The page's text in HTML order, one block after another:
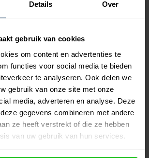
Details Over
gebruik van cookies
om content en advertenties te
functies voor social media te bieden
te analyseren. Ook delen we
gebruik van onze site met onze
media, adverteren en analyse. Deze
gegevens combineren met andere
ze heeft verstrekt of die ze hebben
van uw gebruik van hun services.
langs
70×50
Kampioen